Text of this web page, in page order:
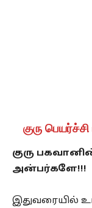
குரு
குரு
அன்பர்களே!!!
இதுவரையில்